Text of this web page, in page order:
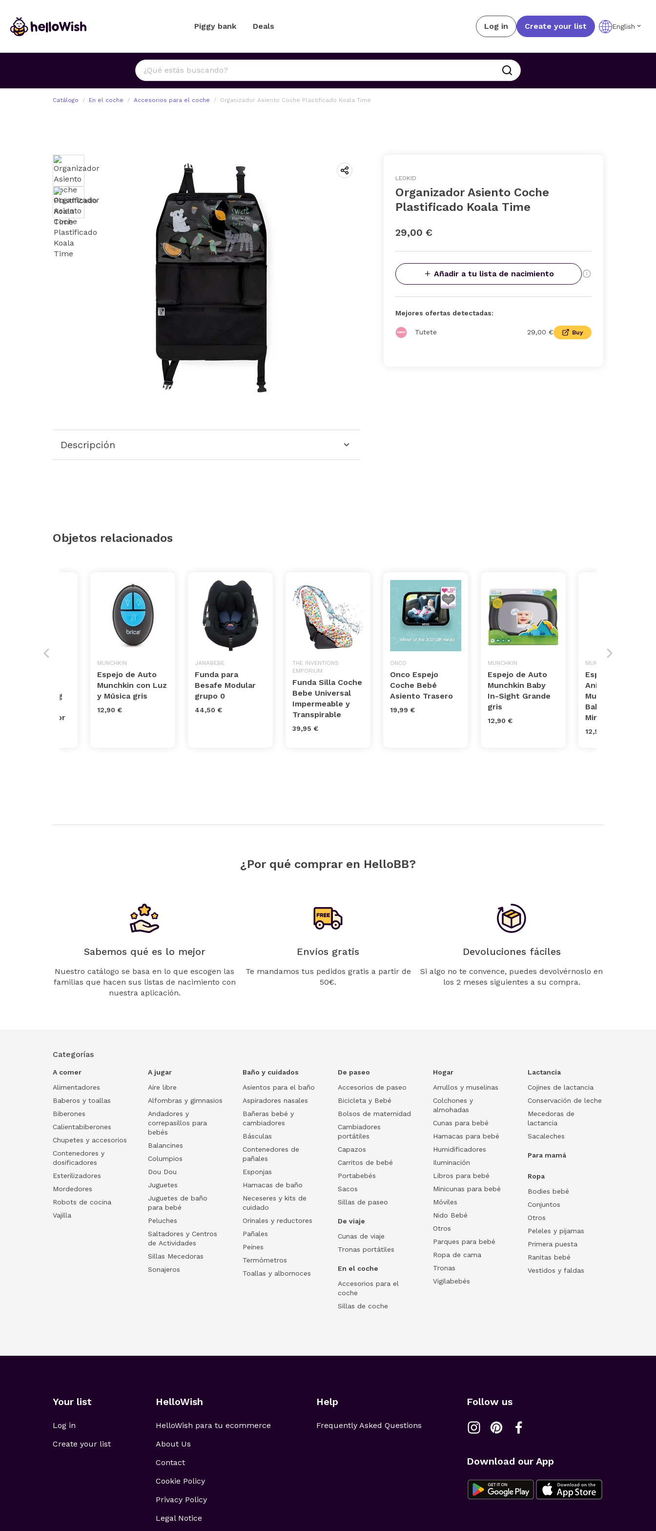
Piggy bank Deals Log in Create your list English
Catálogo En el coche Accesorios para el coche Organizador Asiento Coche Plastificado Koala Time
Descripción
LEOKID
Organizador Asiento Coche
Plastificado Koala Time
29,00 €
Añadir a tu lista de nacimiento
Mejores ofertas detectadas:
Tutete 29,00 € Buy
Objetos relacionados
Swing
multicolor
MUNCHKIN
Espejo de Auto
Munchkin con Luz
y Música gris
12,90 €
JANABEBE
Funda para
Besafe Modular
grupo 0
44,50 €
THE INVENTIONS
EMPORIUM
Funda Silla Coche
Bebe Universal
Impermeable y
Transpirable
39,95 €
ONCO
Onco Espejo
Coche Bebé
Asiento Trasero
19,99 €
MUNCHKIN
Espejo de Auto
Munchkin Baby
In-Sight Grande
gris
12,90 €
MUNCHKIN
Espejo con
Animalitos
Munchkin Swing
Baby Insight
Mirror multicolor
12,90 €
¿Por qué comprar en HelloBB?
Sabemos qué es lo mejor
Nuestro catálogo se basa en lo que escogen las
familias que hacen sus listas de nacimiento con
nuestra aplicación.
Envíos gratis
Te mandamos tus pedidos gratis a partir de
50€.
Devoluciones fáciles
Si algo no te convence, puedes devolvérnoslo en
los 2 meses siguientes a su compra.
Categorías
A comer
Alimentadores
Baberos y toallas
Biberones
Calientabiberones
Chupetes y accesorios
Contenedores y
dosificadores
Esterilizadores
Mordedores
Robots de cocina
Vajilla
A jugar
Aire libre
Alfombras y gimnasios
Andadores y
correpasillos para
bebés
Balancines
Columpios
Dou Dou
Juguetes
Juguetes de baño
para bebé
Peluches
Saltadores y Centros
de Actividades
Sillas Mecedoras
Sonajeros
Baño y cuidados
Asientos para el baño
Aspiradores nasales
Bañeras bebé y
cambiadores
Básculas
Contenedores de
pañales
Esponjas
Hamacas de baño
Neceseres y kits de
cuidado
Orinales y reductores
Pañales
Peines
Termómetros
Toallas y albornoces
De paseo
Accesorios de paseo
Bicicleta y Bebé
Bolsos de maternidad
Cambiadores
portátiles
Capazos
Carritos de bebé
Portabebés
Sacos
Sillas de paseo
De viaje
Cunas de viaje
Tronas portátiles
En el coche
Accesorios para el
coche
Sillas de coche
Hogar
Arrullos y muselinas
Colchones y
almohadas
Cunas para bebé
Hamacas para bebé
Humidificadores
Iluminación
Libros para bebé
Minicunas para bebé
Móviles
Nido Bebé
Otros
Parques para bebé
Ropa de cama
Tronas
Vigilabebés
Lactancia
Cojines de lactancia
Conservación de leche
Mecedoras de
lactancia
Sacaleches
Para mamá
Ropa
Bodies bebé
Conjuntos
Otros
Peleles y pijamas
Primera puesta
Ranitas bebé
Vestidos y faldas
Your list
Log in
Create your list
HelloWish
HelloWish para tu ecommerce
About Us
Contact
Cookie Policy
Privacy Policy
Legal Notice
Help
Frequently Asked Questions
Follow us
Download our App